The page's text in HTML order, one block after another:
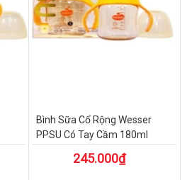
Bình Sữa Cổ Rộng Wesser
PPSU Có Tay Cầm 180ml
245.000₫